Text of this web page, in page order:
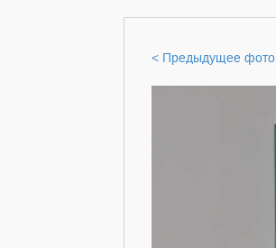
< Предыдущее фото